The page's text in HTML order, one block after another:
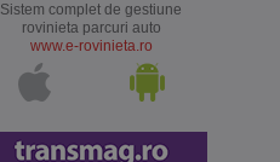
Sistem complet de gestiune
rovinieta parcuri auto
www.e-rovinieta.ro